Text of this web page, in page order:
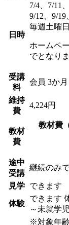
日時
7/4、7/11
9/12、9/19
毎週土曜
ホームペ
でとなりま
受講
料
会員 3か月
維持
費
4,224円
教材
費
教材費
途中
受講
継続のみ
見学 できます
体験
できます
～未就学
※対象年